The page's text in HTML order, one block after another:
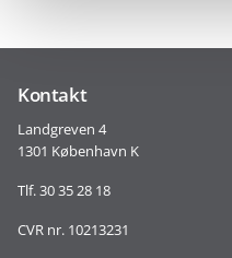
Kontakt
Landgreven 4
1301 København K
Tlf. 30 35 28 18
CVR nr. 10213231